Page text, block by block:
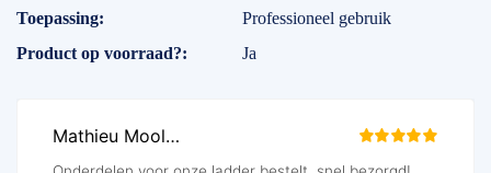
Toepassing
Professioneel gebruik
Product op voorraad?
Ja